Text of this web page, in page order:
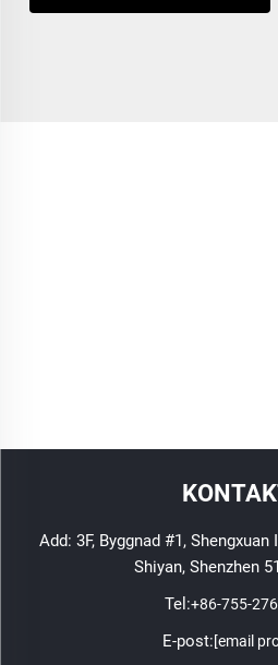
Add: 3F, Byggnad #1,
Shiyan, Shenzhen
Tel:+86-755-
E-post:[email